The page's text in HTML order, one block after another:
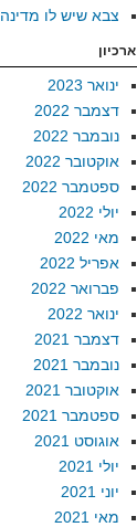
צבא שיש לו מדינה
ארכיון
ינואר 2023
דצמבר 2022
נובמבר 2022
אוקטובר 2022
ספטמבר 2022
יולי 2022
מאי 2022
אפריל 2022
פברואר 2022
ינואר 2022
דצמבר 2021
נובמבר 2021
אוקטובר 2021
ספטמבר 2021
אוגוסט 2021
יולי 2021
יוני 2021
מאי 2021